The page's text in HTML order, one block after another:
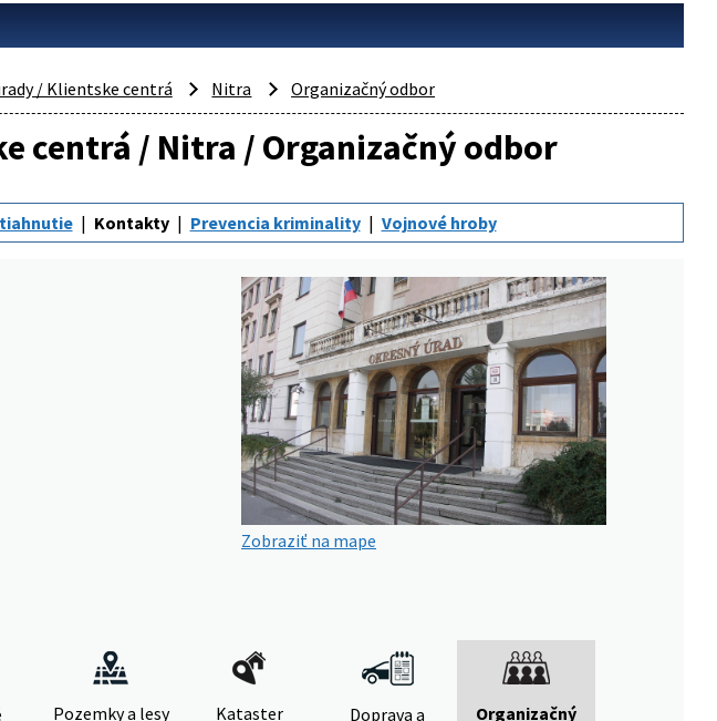
/ Klientske centrá Nitra Organizačný odbor
centrá / Nitra / Organizačný odbor
Kontakty Prevencia kriminality Vojnové hroby
Zobraziť na mape
Pozemky a lesy Kataster
Doprava a
Organizačný